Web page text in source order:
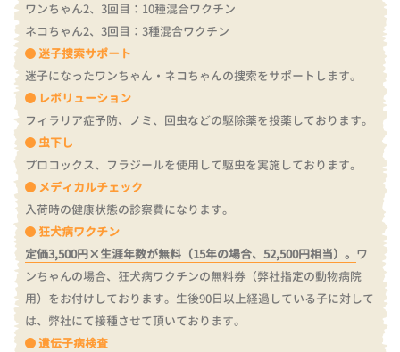
ワンちゃん2、3回目：10種混合ワクチン
ネコちゃん2、3回目：3種混合ワクチン
迷子捜索サポート
迷子になったワンちゃん・ネコちゃんの捜索をサポートします。
レボリューション
フィラリア症予防、ノミ、回虫などの駆除薬を投薬しております。
虫下し
プロコックス、フラジールを使用して駆虫を実施しております。
メディカルチェック
入荷時の健康状態の診察費になります。
狂犬病ワクチン
定価3,500円×生涯年数が無料（15年の場合、52,500円相当）。 ワ
ンちゃんの場合、狂犬病ワクチンの無料券（弊社指定の動物病院
用）をお付けしております。 生後90日以上経過している子に対して
は、弊社にて接種させて頂いております。
遺伝子病検査